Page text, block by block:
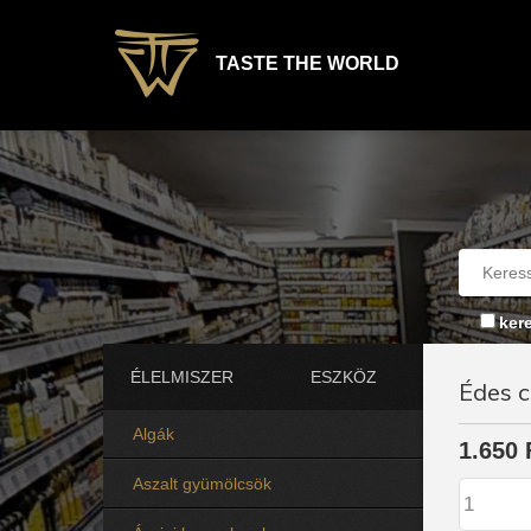
TASTE THE WORLD
ÉLELMISZER ESZKÖZ
Algák
Aszalt gyümölcsök
Édes
1.650